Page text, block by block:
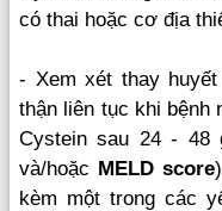
có thai hoặc cơ địa
- Xem xét thay
thận liên tục khi bệnh
Cystein sau 24 - 48
và/hoặc MELD score
kèm một trong các